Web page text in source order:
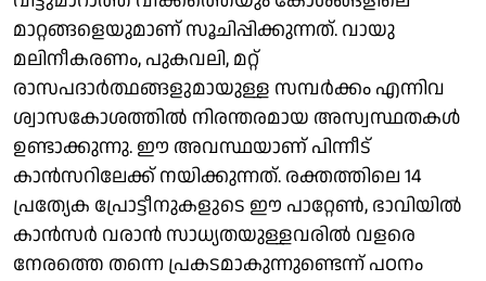
മാറ്റങ്ങളെയുമാണ് സൂചിപ്പിക്കുന്നത്. വായു
മലിനീകരണം, പുകവലി, മറ്റ്
രാസപദാർത്ഥങ്ങളുമായുള്ള സമ്പർക്കം എന്നിവ
ശ്വാസകോശത്തിൽ നിരന്തരമായ അസ്വസ്ഥതകൾ
ഉണ്ടാക്കുന്നു. ഈ അവസ്ഥയാണ് പിന്നീട്
കാൻസറിലേക്ക് നയിക്കുന്നത്. രക്തത്തിലെ 14
പ്രത്യേക പ്രോട്ടീനുകളുടെ ഈ പാറ്റേൺ, ഭാവിയിൽ
കാൻസർ വരാൻ സാധ്യതയുള്ളവരിൽ വളരെ
നേരത്തെ തന്നെ പ്രകടമാകുന്നുണ്ടെന്ന് പഠനം